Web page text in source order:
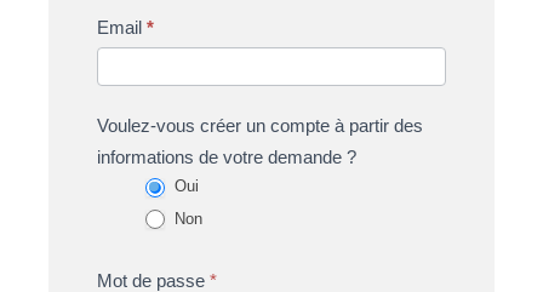
Email *
Voulez-vous créer un compte à partir des
informations de votre demande ?
Oui
Non
Mot de passe